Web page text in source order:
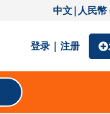
中文| 人民幣
登录 | 注册